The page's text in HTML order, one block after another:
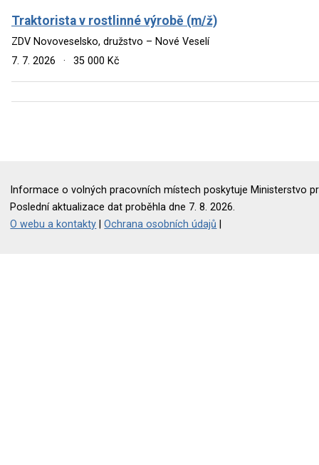
Traktorista v rostlinné výrobě (m/ž)
ZDV Novoveselsko, družstvo – Nové Veselí
7. 7. 2026
· 35 000 Kč
Informace o volných pracovních místech poskytuje Ministerstvo
Poslední aktualizace dat proběhla dne 7. 8. 2026.
O webu a kontakty |Ochrana osobních údajů